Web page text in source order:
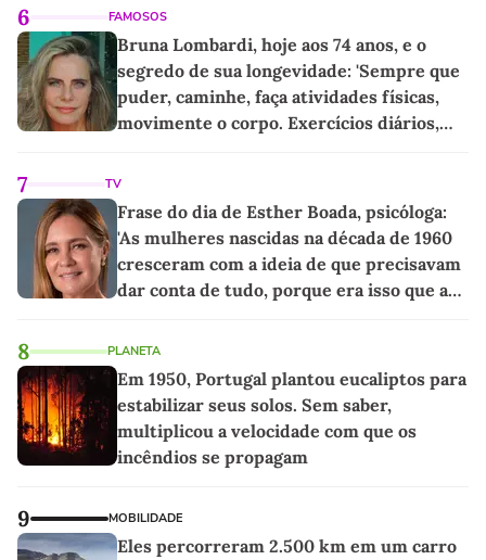
6 FAMOSOS
Bruna Lombardi, hoje aos 74 anos, e o
segredo de sua longevidade: 'Sempre que
puder, caminhe, faça atividades físicas,
movimente o corpo. Exercícios diários,
7 TV
Frase do dia de Esther Boada, psicóloga:
'As mulheres nascidas na década de 1960
cresceram com a ideia de que precisavam
dar conta de tudo, porque era isso que a
8 PLANETA
Em 1950, Portugal plantou eucaliptos para
estabilizar seus solos. Sem saber,
multiplicou a velocidade com que os
incêndios se propagam
9 MOBILIDADE
Eles percorreram 2.500 km em um carro